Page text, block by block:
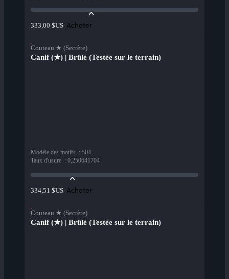
333,00 $US Acheter
Couteau ★ (Secrète)
Canif (★) | Brûlé (Testée sur le terrain)
Modèle des motifs : 504
Taux d'usure : 0,250641704
334,51 $US Acheter
Couteau ★ (Secrète)
Canif (★) | Brûlé (Testée sur le terrain)